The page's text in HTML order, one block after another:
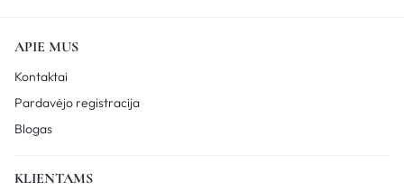
APIE MUS
Kontaktai
Pardavėjo registracija
Blogas
KLIENTAMS